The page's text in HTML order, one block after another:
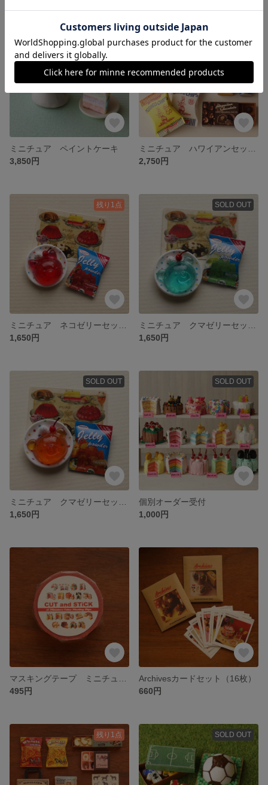
残り1点
ミニチュア ペイントケーキ
3,850円
2,750円
残り1点
1,650円
SOLD OUT
1,650円
SOLD OUT
1,650円
SOLD OUT
個別オーダー受付
1,000円
495円
Archivesカードセット（16枚）
660円
残り1点 SOLD OUT